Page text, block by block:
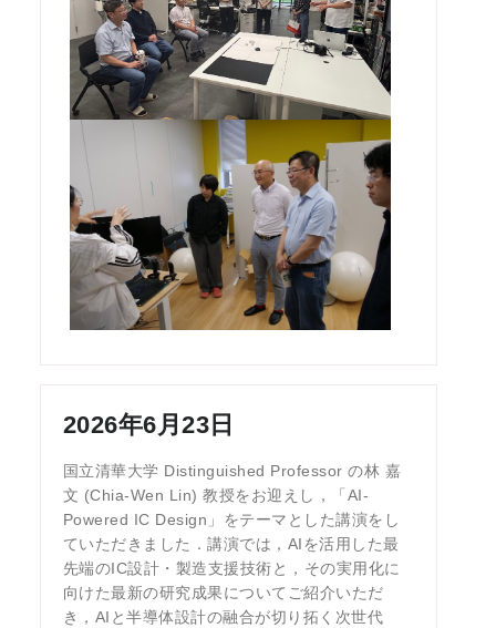
2026年6月23日
国立清華大学 Distinguished Professor の林 嘉
文 (Chia-Wen Lin) 教授をお迎えし，「AI-
Powered IC Design」をテーマとした講演をし
ていただきました．講演では，AIを活用した最
先端のIC設計・製造支援技術と，その実用化に
向けた最新の研究成果についてご紹介いただ
き，AIと半導体設計の融合が切り拓く次世代